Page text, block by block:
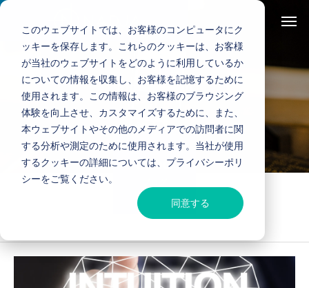
このウェブサイトでは、お客様のコンピュータにク
ッキーを保存します。これらのクッキーは、お客様
が当社のウェブサイトをどのように利用しているか
についての情報を収集し、お客様を記憶するために
使用されます。この情報は、お客様のブラウジング
体験を向上させ、カスタマイズするために、また、
本ウェブサイトやその他のメディアでの訪問者に関
する分析や測定のために使用されます。当社が使用
するクッキーの詳細については、プライバシーポリ
シーをご覧ください。
同意する
Monday.com
BLOG